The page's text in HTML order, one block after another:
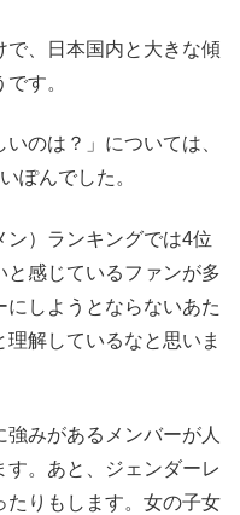
で、日本国内と大きな傾
す。
のは？」については、
ぽんでした。
ン）ランキングでは4位
と感じているファンが多
しようとならないあた
解しているなと思いま
みがあるメンバーが人
。あと、ジェンダーレ
たりもします。女の子女